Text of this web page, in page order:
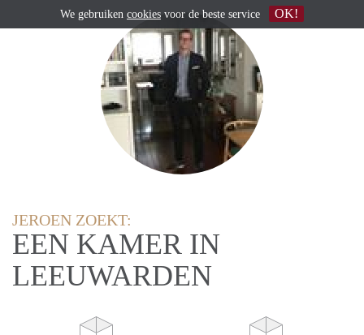
JEROEN ZOEKT:
EEN KAMER IN
LEEUWARDEN
We gebruiken cookies voor de beste service OK!